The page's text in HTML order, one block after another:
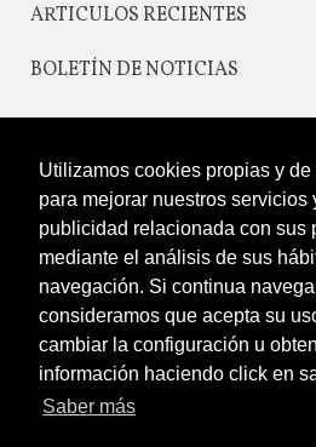
Utilizamos cookies propias y de
para mejorar nuestros servicios
publicidad relacionada con sus
mediante el análisis de sus
navegación. Si continua
consideramos que acepta su
cambiar la configuración u
información haciendo click en
Saber más
ARTICULOS RECIENTES
BOLETÍN DE NOTICIAS
CONTACTO
LEGAL
CATÁLOGO
MI CUENTA